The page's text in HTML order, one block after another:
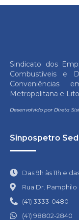
Sindicato dos
Combustíveis e
Conveniências
Metropolitana e
Desenvolvido por Direta
Sinpospetro
Das 9h às 11h e
Rua Dr. Pamphilo
(41) 3333-0480
(41) 98802-2840